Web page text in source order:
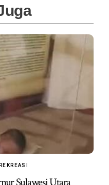
REKREASI
Sulawesi Utara